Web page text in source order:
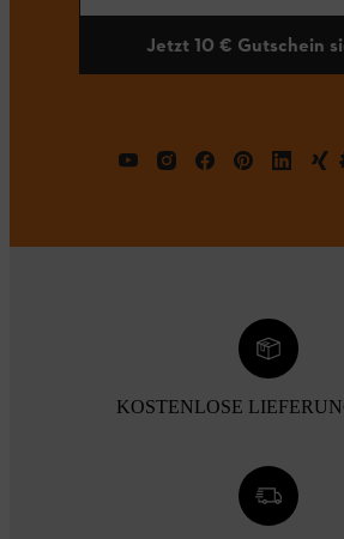
Jetzt 10 € Gutschein
KOSTENLOSE